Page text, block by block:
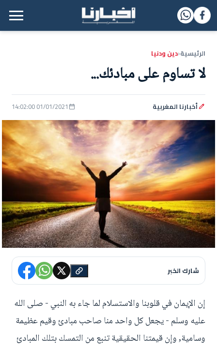
القائمة الرئيسية
الرئيسية‹دين ودنيا
لا تساوم على مبادئك...
أخبارنا المغربية 01/01/2021 14:02:00
شارك الخبر
إن الإيمان في قلوبنا والاستسلام لما جاء به النبي - صلى الله
عليه وسلم - يجعل كل واحد منا صاحب مبادئ وقيم عظيمة
وسامية, وإن قيمتنا الحقيقية تنبع من التمسك بتلك المبادئ